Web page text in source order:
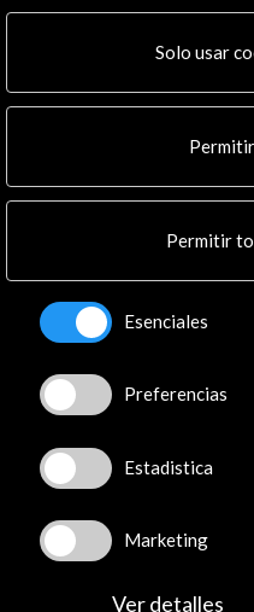
Actividades
Programa PICE
Noticias
Mapa Web
Logo y crédito a AC/E
Conecta
X (Twitter)
Instagram
Facebook
Youtube
Spotify
Flickr
Solo usar
Permitir
Esenciales
Preferencias
Estadistica
Marketing
Ver detalles